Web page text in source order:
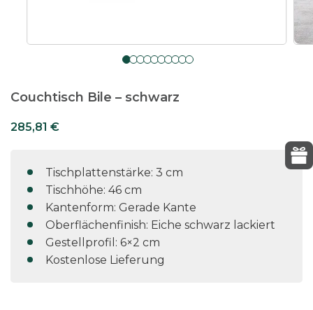
Couchtisch Bile – schwarz
285,81 €
Tischplattenstärke: 3 cm
Tischhöhe: 46 cm
Kantenform: Gerade Kante
Oberflächenfinish: Eiche schwarz lackiert
Gestellprofil: 6×2 cm
Kostenlose Lieferung